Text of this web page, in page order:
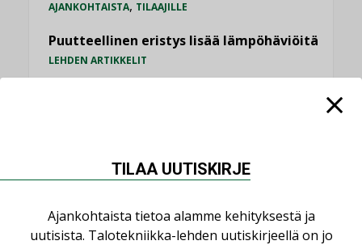
AJANKOHTAISTA, TILAAJILLE
Puutteellinen eristys lisää lämpöhäviöitä
LEHDEN ARTIKKELIT
KATSO KAIKKI
TILAA UUTISKIRJE
Ajankohtaista tietoa alamme kehityksestä ja
uutisista. Talotekniikka-lehden uutiskirjeellä on jo